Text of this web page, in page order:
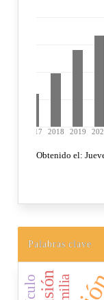
Palabras clave